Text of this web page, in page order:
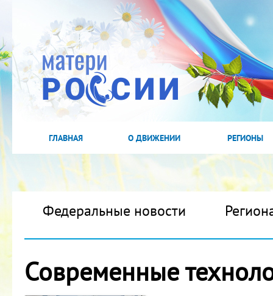
ГЛАВНАЯ О ДВИЖЕНИИ РЕГИОНЫ
Федеральные новости
Современные